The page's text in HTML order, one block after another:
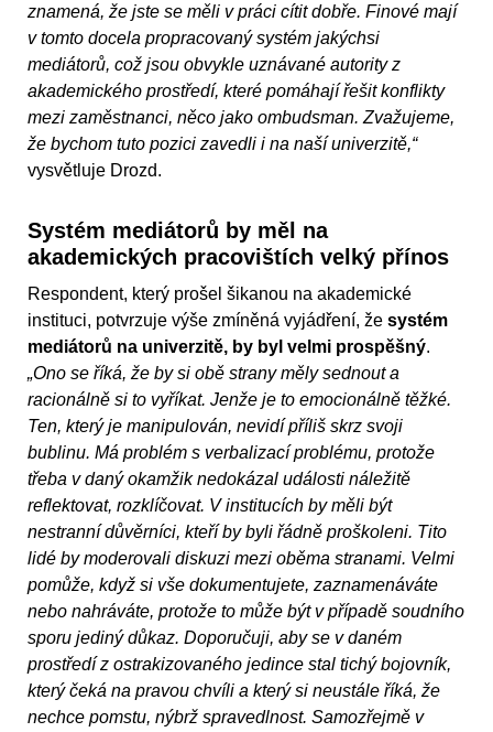
znamená, že jste se měli v práci cítit dobře. Finové mají
v tomto docela propracovaný systém jakýchsi
mediátorů, což jsou obvykle uznávané autority z
akademického prostředí, které pomáhají řešit konflikty
mezi zaměstnanci, něco jako ombudsman. Zvažujeme,
že bychom tuto pozici zavedli i na naší univerzitě,“
vysvětluje Drozd.
Systém mediátorů by měl na
akademických pracovištích velký přínos
Respondent, který prošel šikanou na akademické
instituci, potvrzuje výše zmíněná vyjádření, že systém
mediátorů na univerzitě, by byl velmi prospěšný.
„Ono se říká, že by si obě strany měly sednout a
racionálně si to vyříkat. Jenže je to emocionálně těžké.
Ten, který je manipulován, nevidí příliš skrz svoji
bublinu. Má problém s verbalizací problému, protože
třeba v daný okamžik nedokázal události náležitě
reflektovat, rozklíčovat. V institucích by měli být
nestranní důvěrníci, kteří by byli řádně proškoleni. Tito
lidé by moderovali diskuzi mezi oběma stranami. Velmi
pomůže, když si vše dokumentujete, zaznamenáváte
nebo nahráváte, protože to může být v případě soudního
sporu jediný důkaz. Doporučuji, aby se v daném
prostředí z ostrakizovaného jedince stal tichý bojovník,
který čeká na pravou chvíli a který si neustále říká, že
nechce pomstu, nýbrž spravedlnost. Samozřejmě v